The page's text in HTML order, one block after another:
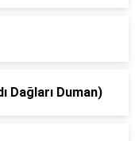
Dağları Duman)